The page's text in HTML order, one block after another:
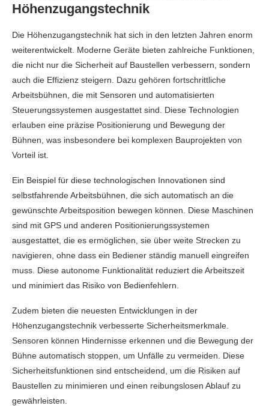
Höhenzugangstechnik
Die Höhenzugangstechnik hat sich in den letzten Jahren enorm
weiterentwickelt. Moderne Geräte bieten zahlreiche Funktionen,
die nicht nur die Sicherheit auf Baustellen verbessern, sondern
auch die Effizienz steigern. Dazu gehören fortschrittliche
Arbeitsbühnen, die mit Sensoren und automatisierten
Steuerungssystemen ausgestattet sind. Diese Technologien
erlauben eine präzise Positionierung und Bewegung der
Bühnen, was insbesondere bei komplexen Bauprojekten von
Vorteil ist.
Ein Beispiel für diese technologischen Innovationen sind
selbstfahrende Arbeitsbühnen, die sich automatisch an die
gewünschte Arbeitsposition bewegen können. Diese Maschinen
sind mit GPS und anderen Positionierungssystemen
ausgestattet, die es ermöglichen, sie über weite Strecken zu
navigieren, ohne dass ein Bediener ständig manuell eingreifen
muss. Diese autonome Funktionalität reduziert die Arbeitszeit
und minimiert das Risiko von Bedienfehlern.
Zudem bieten die neuesten Entwicklungen in der
Höhenzugangstechnik verbesserte Sicherheitsmerkmale.
Sensoren können Hindernisse erkennen und die Bewegung der
Bühne automatisch stoppen, um Unfälle zu vermeiden. Diese
Sicherheitsfunktionen sind entscheidend, um die Risiken auf
Baustellen zu minimieren und einen reibungslosen Ablauf zu
gewährleisten.